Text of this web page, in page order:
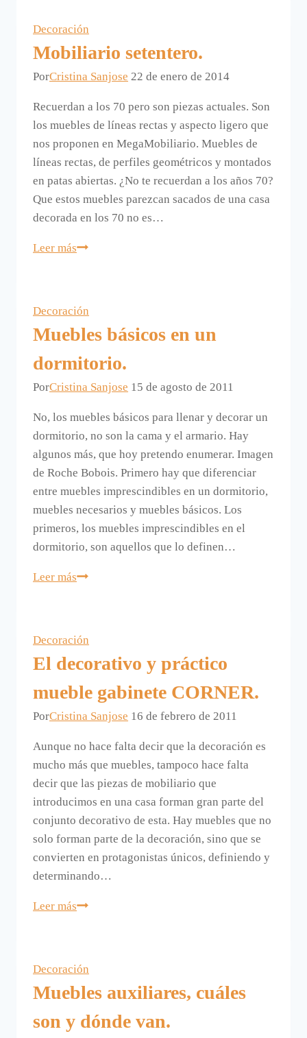
Decoración
Mobiliario setentero.
PorCristina Sanjose 22 de enero de 2014
Recuerdan a los 70 pero son piezas actuales. Son
los muebles de líneas rectas y aspecto ligero que
nos proponen en MegaMobiliario. Muebles de
líneas rectas, de perfiles geométricos y montados
en patas abiertas. ¿No te recuerdan a los años 70?
Que estos muebles parezcan sacados de una casa
decorada en los 70 no es…
Leer másMobiliario
Decoración
Muebles básicos en un
dormitorio.
PorCristina Sanjose 15 de agosto de 2011
No, los muebles básicos para llenar y decorar un
dormitorio, no son la cama y el armario. Hay
algunos más, que hoy pretendo enumerar. Imagen
de Roche Bobois. Primero hay que diferenciar
entre muebles imprescindibles en un dormitorio,
muebles necesarios y muebles básicos. Los
primeros, los muebles imprescindibles en el
dormitorio, son aquellos que lo definen…
Leer másMuebles
Decoración
El decorativo y práctico
mueble gabinete CORNER.
PorCristina Sanjose 16 de febrero de 2011
Aunque no hace falta decir que la decoración es
mucho más que muebles, tampoco hace falta
decir que las piezas de mobiliario que
introducimos en una casa forman gran parte del
conjunto decorativo de esta. Hay muebles que no
solo forman parte de la decoración, sino que se
convierten en protagonistas únicos, definiendo y
determinando…
Leer másEl
gabinete
CORNER.
Decoración
Muebles auxiliares, cuáles
son y dónde van.